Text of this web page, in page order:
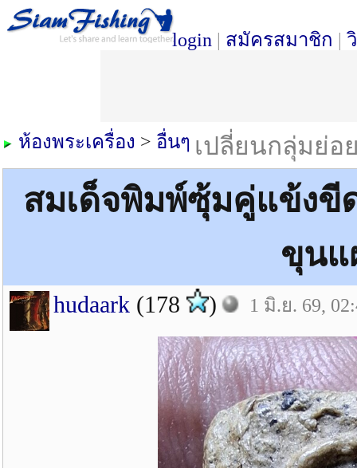
login | สมัครสมาชิก |
เปลี่ยนกลุ่มย่อ
ห้องพระเครื่อง > อื่นๆ
สมเด็จพิมพ์ซุ้มคู่แข้งขี
ขุนแ
hudaark (178 ) 1 มิ.ย. 69,